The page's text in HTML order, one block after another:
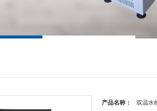
产品名称： 双温水